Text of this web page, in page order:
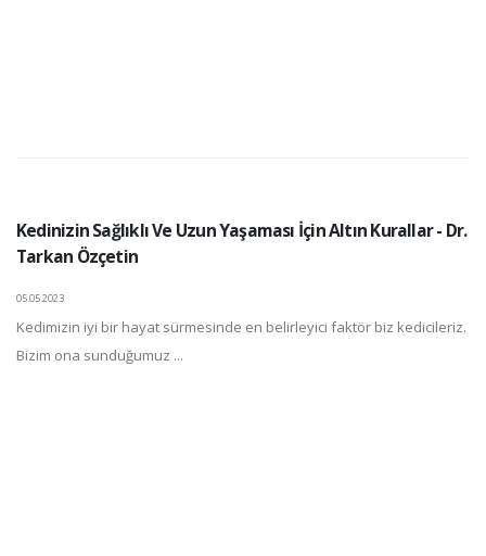
Kedinizin Sağlıklı Ve Uzun Yaşaması İçin Altın Kurallar - Dr.
Tarkan Özçetin
05.05.2023
Kedimizin iyi bir hayat sürmesinde en belirleyici faktör biz kedicileriz.
Bizim ona sunduğumuz ...